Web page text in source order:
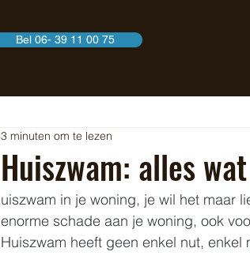
Bel 06- 39 11 00 75
Huiszwam: alles
3 minuten om te lezen
uiszwam in je woning, je wil het maar
enorme schade aan je woning, ook
Huiszwam heeft geen enkel nut,